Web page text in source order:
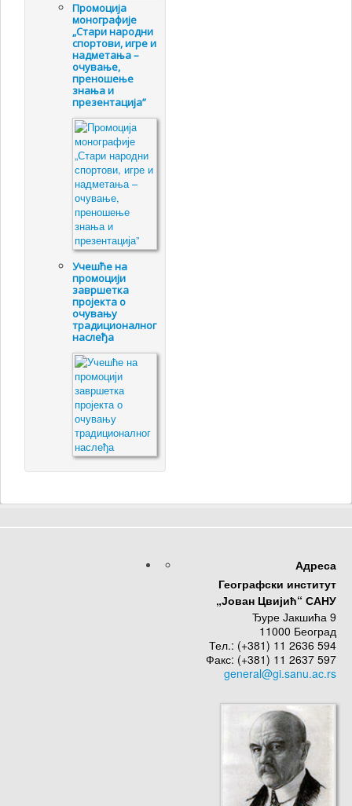
Промоцијa
монографије
„Стари народни
спортови, игре и
надметања –
очување,
преношење
знања и
презентација”
Учешће на
промоцији
завршетка
пројекта о
очувању
традиционалног
наслеђа
Адреса
Географски институт
„Јован Цвијић“ САНУ
Ђуре Јакшића 9
11000 Београд
Тел.: (+381) 11 2636 594
Факс: (+381) 11 2637 597